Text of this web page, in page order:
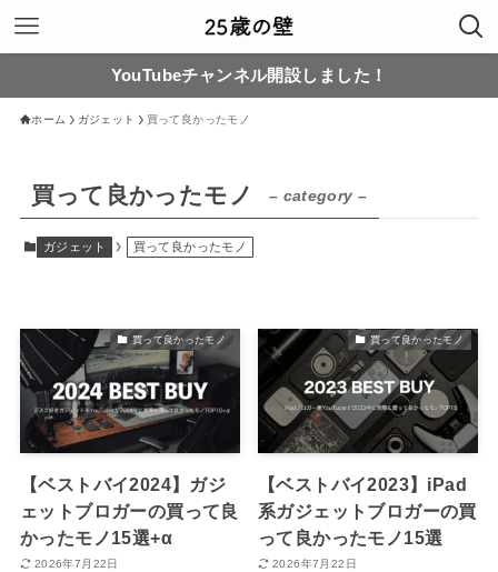
YouTubeチャンネル開設しました！
ホーム ガジェット 買って良かったモノ
買って良かったモノ – category –
ガジェット 買って良かったモノ
買って良かったモノ
【ベストバイ2024】ガジ
ェットブロガーの買って良
かったモノ15選+α
2026年7月22日
買って良かったモノ
【ベストバイ2023】iPad
系ガジェットブロガーの買
って良かったモノ15選
2026年7月22日